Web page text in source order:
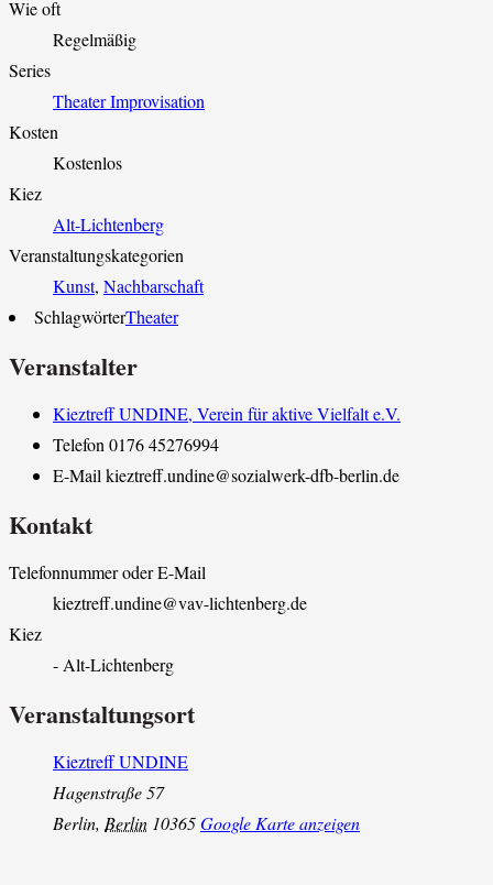
Wie oft
Regelmäßig
Series
Theater Improvisation
Kosten
Kostenlos
Kiez
Alt-Lichtenberg
Veranstaltungskategorien
Kunst, Nachbarschaft
SchlagwörterTheater
Veranstalter
Kieztreff UNDINE, Verein für aktive Vielfalt e.V.
Telefon 0176 45276994
E-Mail kieztreff.undine@sozialwerk-dfb-berlin.de
Kontakt
Telefonnummer oder E-Mail
kieztreff.undine@vav-lichtenberg.de
Kiez
- Alt-Lichtenberg
Veranstaltungsort
Kieztreff UNDINE
Hagenstraße 57
Berlin, Berlin 10365Google Karte anzeigen